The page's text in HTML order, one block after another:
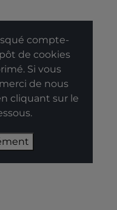
compte-
de cookies
Si vous
de nous
cliquant sur le